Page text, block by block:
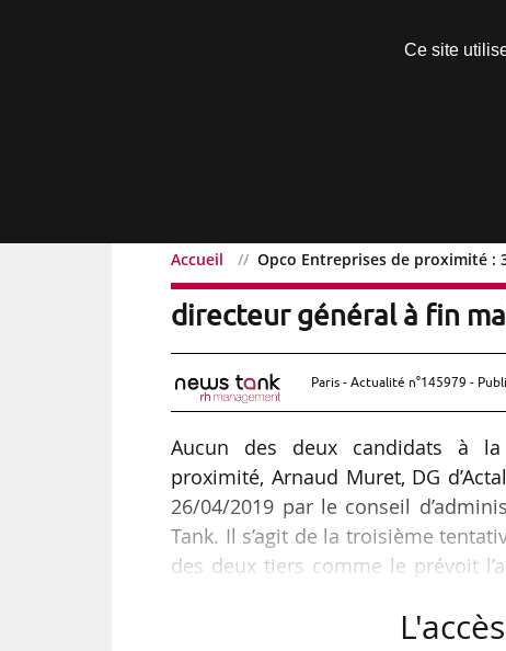
Accueil Opco Entreprises de proximité :
Opco Entreprises de
directeur général à fin
Paris - Actualité n°145979 -
Aucun des deux candidats à
proximité, Arnaud Muret, DG
26/04/2019 par le conseil
Tank. Il s’agit de la troisième
des deux tiers comme le prévoit
Ce site